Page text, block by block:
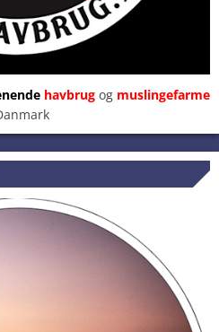
havbrugog muslingefarme